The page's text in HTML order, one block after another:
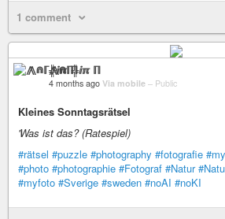
1 comment
⨇⋒ℾ╬ⅈℼ ℿ
4 months ago Via mobile – Public
Kleines Sonntagsrätsel
'Was ist das? (Ratespiel)
#rätsel #puzzle #photography #fotografie
#photo #photographie #Fotograf #Natur
#myfoto #Sverige #sweden #noAI #noKI